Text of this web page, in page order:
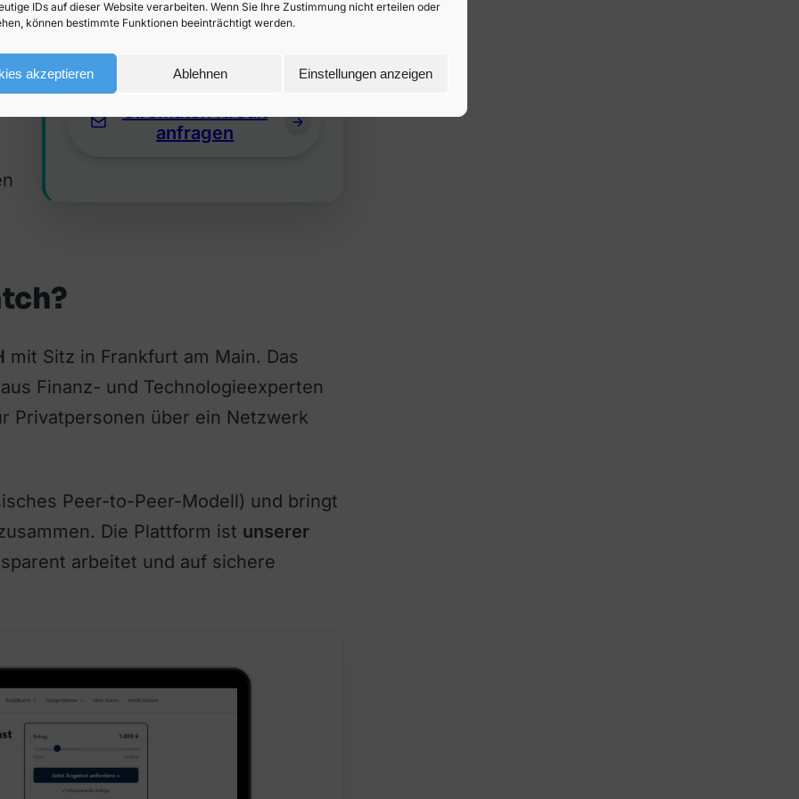
IDs auf dieser Website verarbeiten. Wenn Sie Ihre Zustimmung nicht erteilen oder
können bestimmte Funktionen beeinträchtigt werden.
akzeptieren Ablehnen Einstellungen anzeigen
Kostenlose und
unverbindliche Anfrage
Giromatch Kredit
anfragen
mit Sitz in Frankfurt am Main. Das
Finanz- und Technologieexperten
Privatpersonen über ein Netzwerk
Peer-to-Peer-Modell) und bringt
Die Plattform ist unserer
arbeitet und auf sichere